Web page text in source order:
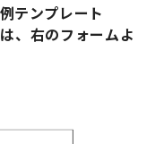
テンプレート
、右のフォームよ